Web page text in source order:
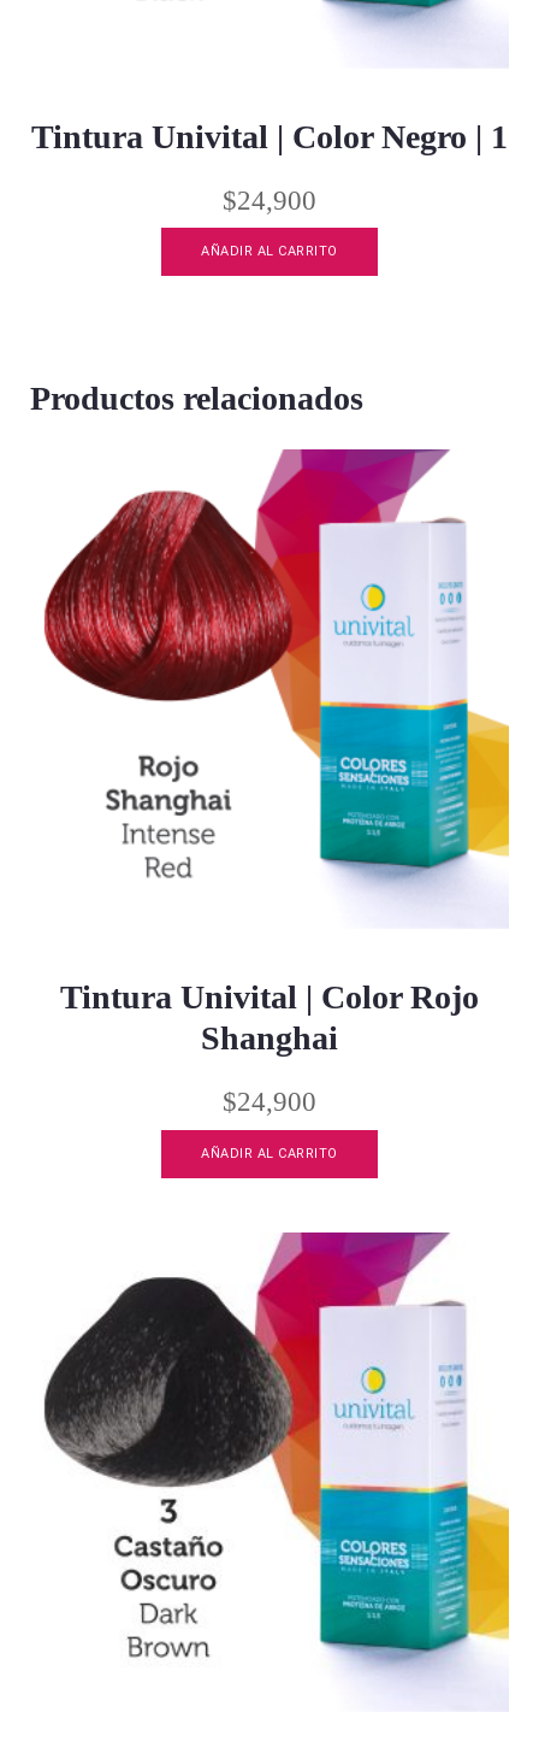
Tintura Univital | Color Negro | 1
$24,900
AÑADIR AL CARRITO
Productos relacionados
Tintura Univital | Color Rojo
Shanghai
$24,900
AÑADIR AL CARRITO